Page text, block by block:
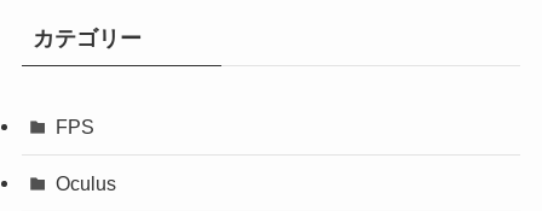
カテゴリー
FPS
Oculus